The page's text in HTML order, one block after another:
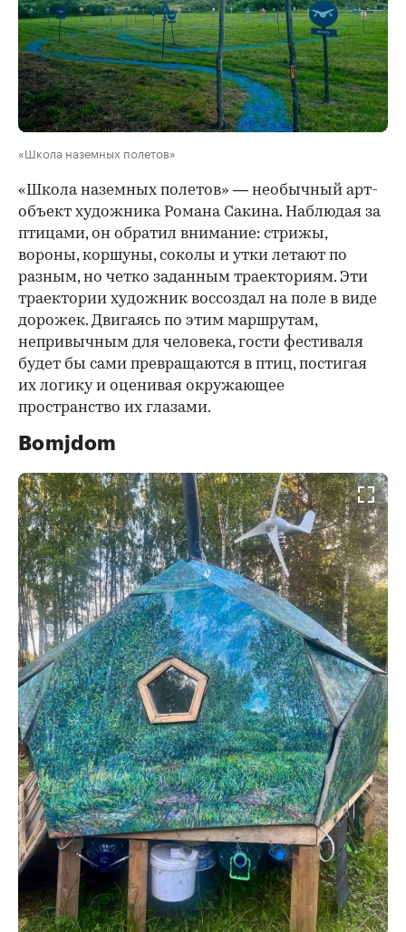
«Школа наземных полетов»
«Школа наземных полетов» — необычный арт-
объект художника Романа Сакина. Наблюдая за
птицами, он обратил внимание: стрижы,
вороны, коршуны, соколы и утки летают по
разным, но четко заданным траекториям. Эти
траектории художник воссоздал на поле в виде
дорожек. Двигаясь по этим маршрутам,
непривычным для человека, гости фестиваля
будет бы сами превращаются в птиц, постигая
их логику и оценивая окружающее
пространство их глазами.
Bomjdom